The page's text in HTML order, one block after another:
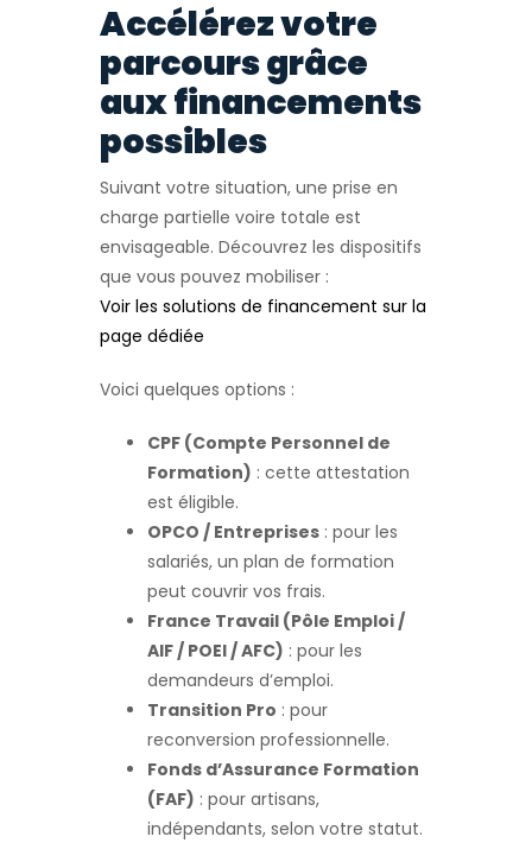
Accélérez votre
parcours grâce
aux financements
possibles
Suivant votre situation, une prise en
charge partielle voire totale est
envisageable. Découvrez les dispositifs
que vous pouvez mobiliser :
Voir les solutions de financement sur la
page dédiée
Voici quelques options :
CPF (Compte Personnel de
Formation) : cette attestation
est éligible.
OPCO / Entreprises : pour les
salariés, un plan de formation
peut couvrir vos frais.
France Travail (Pôle Emploi /
AIF / POEI / AFC) : pour les
demandeurs d’emploi.
Transition Pro : pour
reconversion professionnelle.
Fonds d’Assurance Formation
(FAF) : pour artisans,
indépendants, selon votre statut.